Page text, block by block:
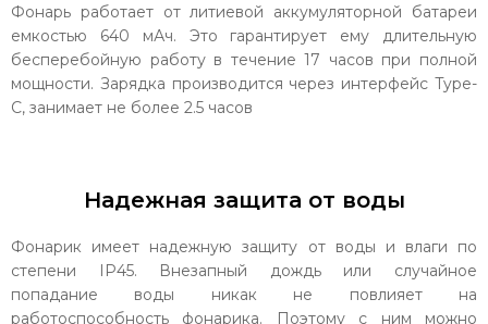
Фонарь работает от литиевой аккумуляторной батареи
емкостью 640 мАч. Это гарантирует ему длительную
бесперебойную работу в течение 17 часов при полной
мощности. Зарядка производится через интерфейс Type-
C, занимает не более 2.5 часов
Надежная защита от воды
Фонарик имеет надежную защиту от воды и влаги по
степени IP45. Внезапный дождь или случайное
попадание воды никак не повлияет на
работоспособность фонарика. Поэтому с ним можно